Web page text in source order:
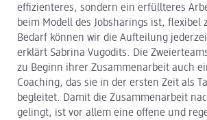
effizienteres, sondern ein erfüllteres
beim Modell des Jobsharings ist, flexibel
Bedarf können wir die Aufteilung
erklärt Sabrina Vugodits. Die
zu Beginn ihrer Zusammenarbeit auch
Coaching, das sie in der ersten Zeit als
begleitet. Damit die Zusammenarbeit
gelingt, ist vor allem eine offene und